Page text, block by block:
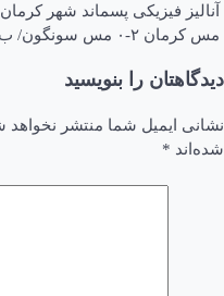
راهبری
نوشته
آنالیز فیزیکی پسماند شهر
مس کرمان ۲-۰ مس سونگون/ ب بسمه الله با سه امتیاز شیرین
دیدگاهتان را بنویسید
نشانی ایمیل شما منتشر نخواهد
شده‌اند *